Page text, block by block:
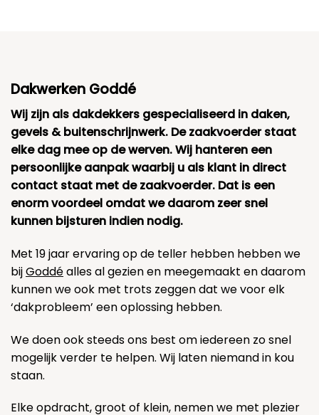
Dakwerken Goddé
Wij zijn als dakdekkers gespecialiseerd in daken,
gevels & buitenschrijnwerk. De zaakvoerder staat
elke dag mee op de werven. Wij hanteren een
persoonlijke aanpak waarbij u als klant in direct
contact staat met de zaakvoerder. Dat is een
enorm voordeel omdat we daarom zeer snel
kunnen bijsturen indien nodig.
Met 19 jaar ervaring op de teller hebben hebben we
bijGoddéalles al gezien en meegemaakt en daarom
kunnen we ook met trots zeggen dat we voor elk
‘dakprobleem’ een oplossing hebben.
We doen ook steeds ons best om iedereen zo snel
mogelijk verder te helpen. Wij laten niemand in kou
staan.
Elke opdracht, groot of klein, nemen we met plezier